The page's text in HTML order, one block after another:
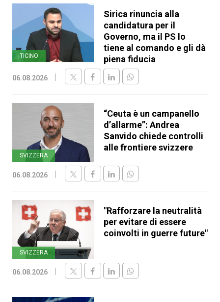
TICINO
Sirica rinuncia alla
candidatura per il
Governo, ma il PS lo
tiene al comando e gli dà
piena fiducia
06.08.2026
SVIZZERA
“Ceuta è un campanello
d’allarme”: Andrea
Sanvido chiede controlli
alle frontiere svizzere
06.08.2026
SVIZZERA
"Rafforzare la neutralità
per evitare di essere
coinvolti in guerre future"
06.08.2026